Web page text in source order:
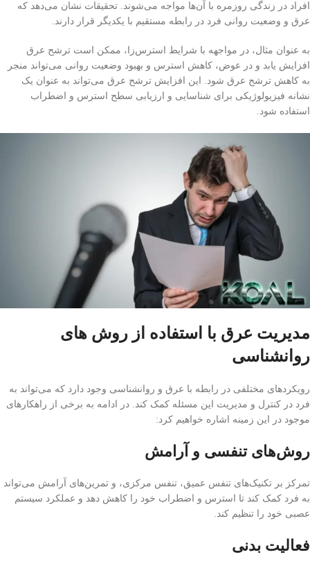
افراد در زندگی روزمره با آن‌ها مواجه می‌شوند. تحقیقات نشان می‌دهد که
عرق و وضعیت روانی فرد در رابطه مستقیم با یکدیگر قرار دارند.
به عنوان مثال، در مواجهه با شرایط استرس‌زا، ممکن است ترشح عرق
افزایش یابد و در عوض، کاهش استرس و بهبود وضعیت روانی می‌تواند منجر
به کاهش ترشح عرق شود. این افزایش ترشح عرق می‌تواند به عنوان یک
نشانه فیزیولوژیکی برای شناسایی و ارزیابی سطح استرس و اضطراب
استفاده شود.
مدیریت عرق با استفاده از روش های
روانشناسی
رویکردهای مختلفی در رابطه با عرق و روانشناسی وجود دارد که می‌تواند به
فرد در کنترل و مدیریت این مسئله کمک کند. در ادامه به برخی از راهکارهای
موجود در این زمینه اشاره خواهیم کرد:
روش‌های تنفسی و آرامش
تمرکز بر تکنیک‌های تنفس عمیق، تنفس مرکزی، و تمرین‌های آرامش می‌تواند
به فرد کمک کند تا استرس و اضطراب خود را کاهش دهد و عملکرد سیستم
عصبی خود را تنظیم کند.
فعالیت بدنی